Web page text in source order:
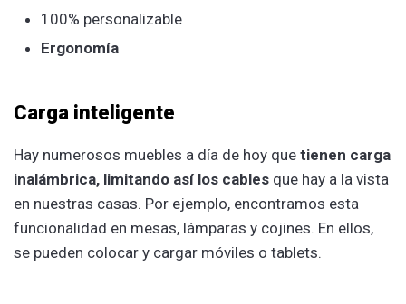
100% personalizable
Ergonomía
Carga inteligente
Hay numerosos muebles a día de hoy que tienen carga
inalámbrica, limitando así los cables que hay a la vista
en nuestras casas. Por ejemplo, encontramos esta
funcionalidad en mesas, lámparas y cojines. En ellos,
se pueden colocar y cargar móviles o tablets.